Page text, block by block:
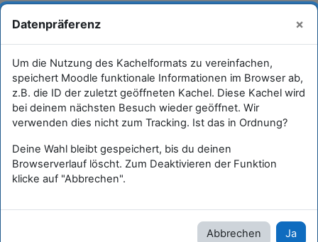
Zum Hauptinhalt
Website-Übersicht
Anmelden
D 1-4: Rechtschreibtraining G3: Vor- und Nachsilben
G3: Vor- und Nachsilben
G3: Vor- und
Nachsilben
Datenpräferenz ×
Um die Nutzung des Kachelformats zu vereinfachen,
speichert Moodle funktionale Informationen im Browser ab,
z.B. die ID der zuletzt geöffneten Kachel. Diese Kachel wird
bei deinem nächsten Besuch wieder geöffnet. Wir
verwenden dies nicht zum Tracking. Ist das in Ordnung?
Deine Wahl bleibt gespeichert, bis du deinen
Browserverlauf löscht. Zum Deaktivieren der Funktion
klicke auf "Abbrechen".
Abbrechen Ja